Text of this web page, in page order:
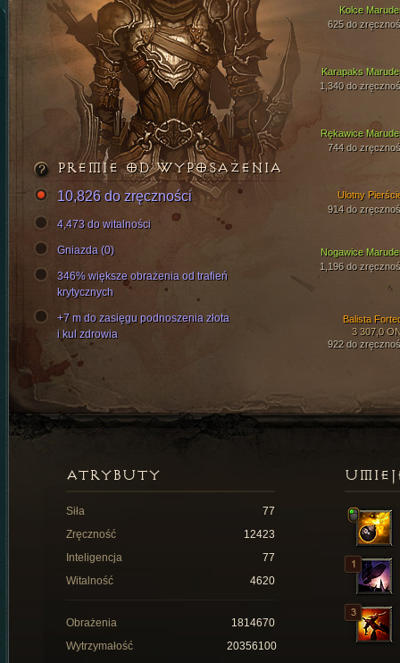
Karapaks
1,340 do
Rękawice
744 do
Kolce
625 do
Nogawice
1,196 do
Balista
3 307,0
922 do
Ulotny
914 do
PREMIE OD WYPOSAŻENIA
10,826 do zręczności
4,473 do witalności
Gniazda (0)
346% większe obrażenia od trafień
krytycznych
+7 m do zasięgu podnoszenia złota
i kul zdrowia
ATRYBUTY
Siła
77
Zręczność
12423
Inteligencja
77
Witalność
4620
Obrażenia
1814670
Wytrzymałość
20356100